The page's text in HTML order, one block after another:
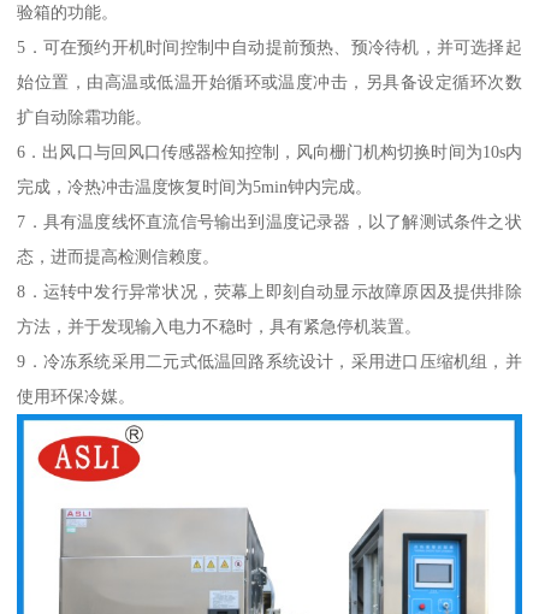
验箱的功能。
5．可在预约开机时间控制中自动提前预热、预冷待机，并可选择起
始位置，由高温或低温开始循环或温度冲击，另具备设定循环次数
扩自动除霜功能。
6．出风口与回风口传感器检知控制，风向栅门机构切换时间为10s内
完成，冷热冲击温度恢复时间为5min钟内完成。
7．具有温度线怀直流信号输出到温度记录器，以了解测试条件之状
态，进而提高检测信赖度。
8．运转中发行异常状况，荧幕上即刻自动显示故障原因及提供排除
方法，并于发现输入电力不稳时，具有紧急停机装置。
9．冷冻系统采用二元式低温回路系统设计，采用进口压缩机组，并
使用环保冷媒。